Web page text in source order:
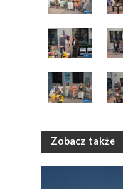
Zobacz także